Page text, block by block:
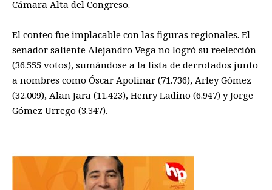
Cámara Alta del Congreso.
El conteo fue implacable con las figuras regionales. El
senador saliente Alejandro Vega no logró su reelección
(36.555 votos), sumándose a la lista de derrotados junto
a nombres como Óscar Apolinar (71.736), Arley Gómez
(32.009), Alan Jara (11.423), Henry Ladino (6.947) y Jorge
Gómez Urrego (3.347).